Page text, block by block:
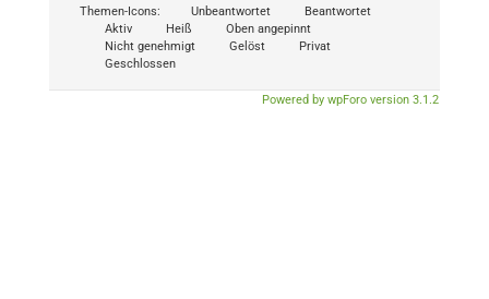
Themen-Icons:
Unbeantwortet
Beantwortet
Aktiv
Heiß
Oben angepinnt
Nicht genehmigt
Gelöst
Privat
Geschlossen
Powered by wpForo version 3.1.2